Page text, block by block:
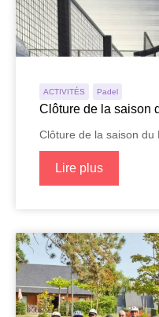
ACTIVITÉS Padel
Clôture de la saison
Clôture de la saison du
Lire plus